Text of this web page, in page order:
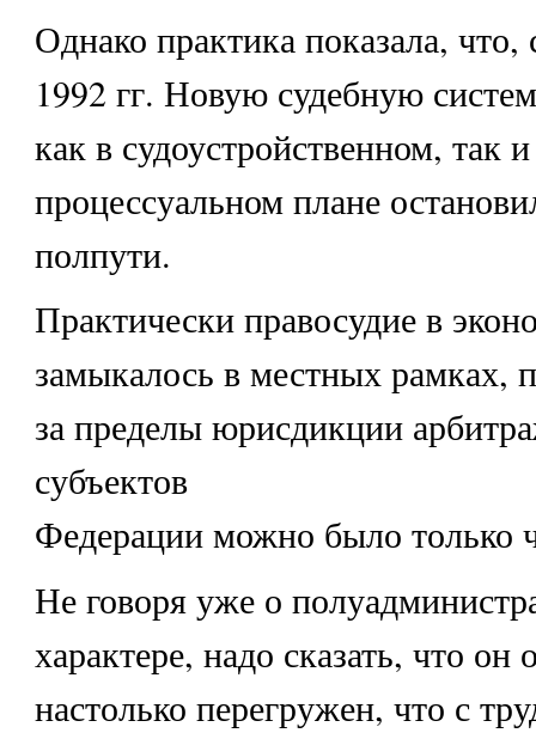
Однако практика показала, что,
1992 гг. Новую судебную
как в судоустройственном, так
процессуальном плане
полпути.
Практически правосудие в
замыкалось в местных рамках,
за пределы юрисдикции
субъектов
Федерации можно было только
Не говоря уже о
характере, надо сказать, что он
настолько перегружен, что с